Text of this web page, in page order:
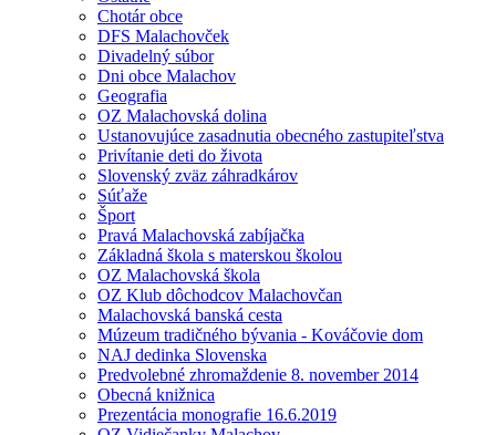
Chotár obce
DFS Malachovček
Divadelný súbor
Dni obce Malachov
Geografia
OZ Malachovská dolina
Ustanovujúce zasadnutia obecného zastupiteľstva
Privítanie deti do života
Slovenský zväz záhradkárov
Súťaže
Šport
Pravá Malachovská zabíjačka
Základná škola s materskou školou
OZ Malachovská škola
OZ Klub dôchodcov Malachovčan
Malachovská banská cesta
Múzeum tradičného bývania - Kováčovie dom
NAJ dedinka Slovenska
Predvolebné zhromaždenie 8. november 2014
Obecná knižnica
Prezentácia monografie 16.6.2019